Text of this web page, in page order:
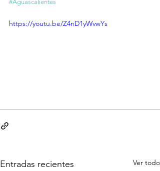
#Aguascalientes
https://youtu.be/Z4nD1yWvwYs
Entradas recientes Ver todo